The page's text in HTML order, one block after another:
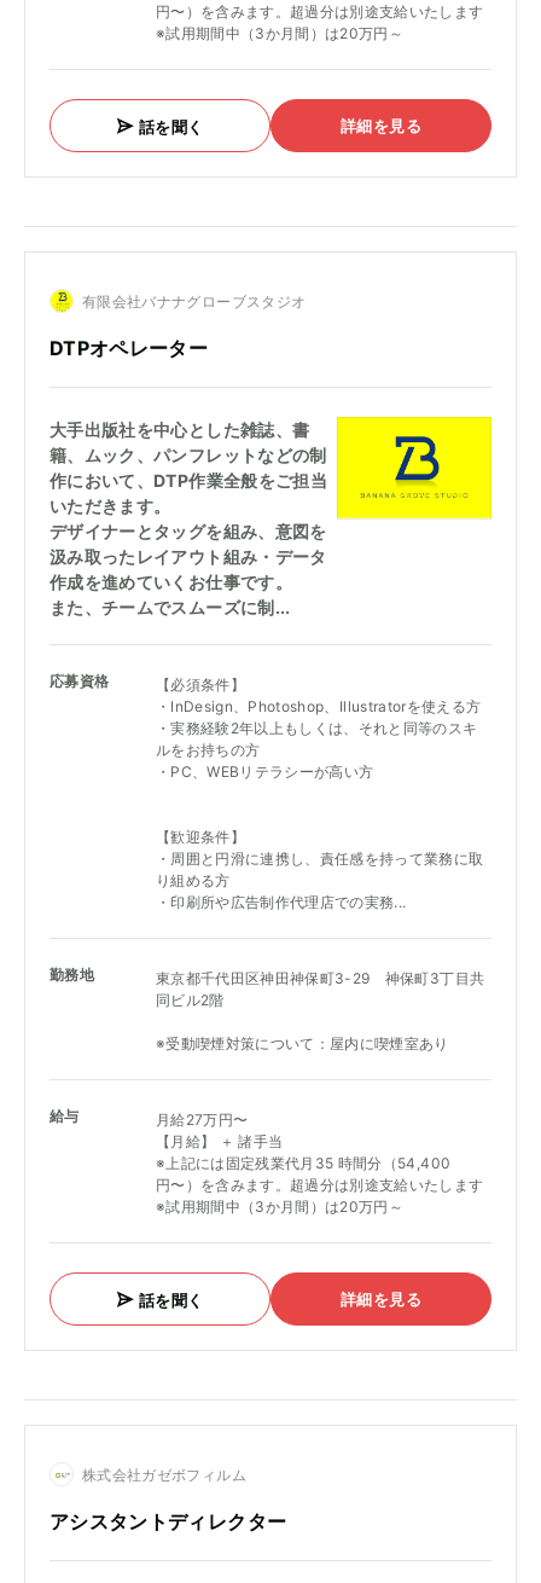
円〜）を含みます。超過分は別途支給いたします
※試用期間中（3か月間）は20万円～
話を聞く 詳細を見る
有限会社バナナグローブスタジオ
DTPオペレーター
大手出版社を中心とした雑誌、書
籍、ムック、パンフレットなどの制
作において、DTP作業全般をご担当
いただきます。
デザイナーとタッグを組み、意図を
汲み取ったレイアウト組み・データ
作成を進めていくお仕事です。
また、チームでスムーズに制...
応募資格
【必須条件】
・InDesign、Photoshop、Illustratorを使える方
・実務経験2年以上もしくは、それと同等のスキ
ルをお持ちの方
・PC、WEBリテラシーが高い方
【歓迎条件】
・周囲と円滑に連携し、責任感を持って業務に取
り組める方
・印刷所や広告制作代理店での実務...
勤務地
東京都千代田区神田神保町3-29 神保町3丁目共
同ビル2階
※受動喫煙対策について：屋内に喫煙室あり
給与
月給27万円〜
【月給】 ＋ 諸手当
※上記には固定残業代月35 時間分（54,400
円〜）を含みます。超過分は別途支給いたします
※試用期間中（3か月間）は20万円～
話を聞く 詳細を見る
株式会社ガゼボフィルム
アシスタントディレクター